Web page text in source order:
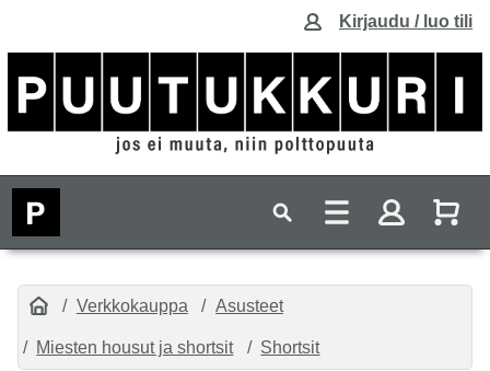
Kirjaudu / luo tili
Verkkokauppa Asusteet
Miesten housut ja shortsit Shortsit